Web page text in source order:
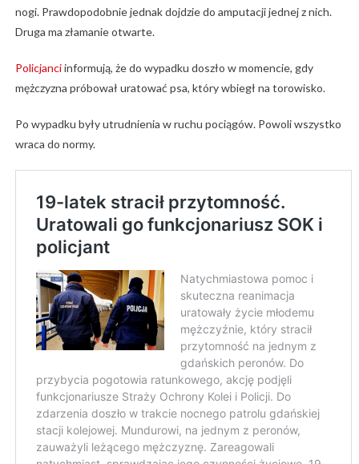
nogi. Prawdopodobnie jednak dojdzie do amputacji jednej z nich.
Druga ma złamanie otwarte.
Policjanciinformują, że do wypadku doszło w momencie, gdy
mężczyzna próbował uratować psa, który wbiegł na torowisko.
Po wypadku były utrudnienia w ruchu pociągów. Powoli wszystko
wraca do normy.